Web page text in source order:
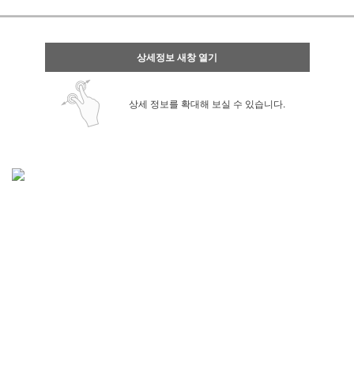
상세정보 새창 열기
상세 정보를 확대해 보실 수 있습니다.